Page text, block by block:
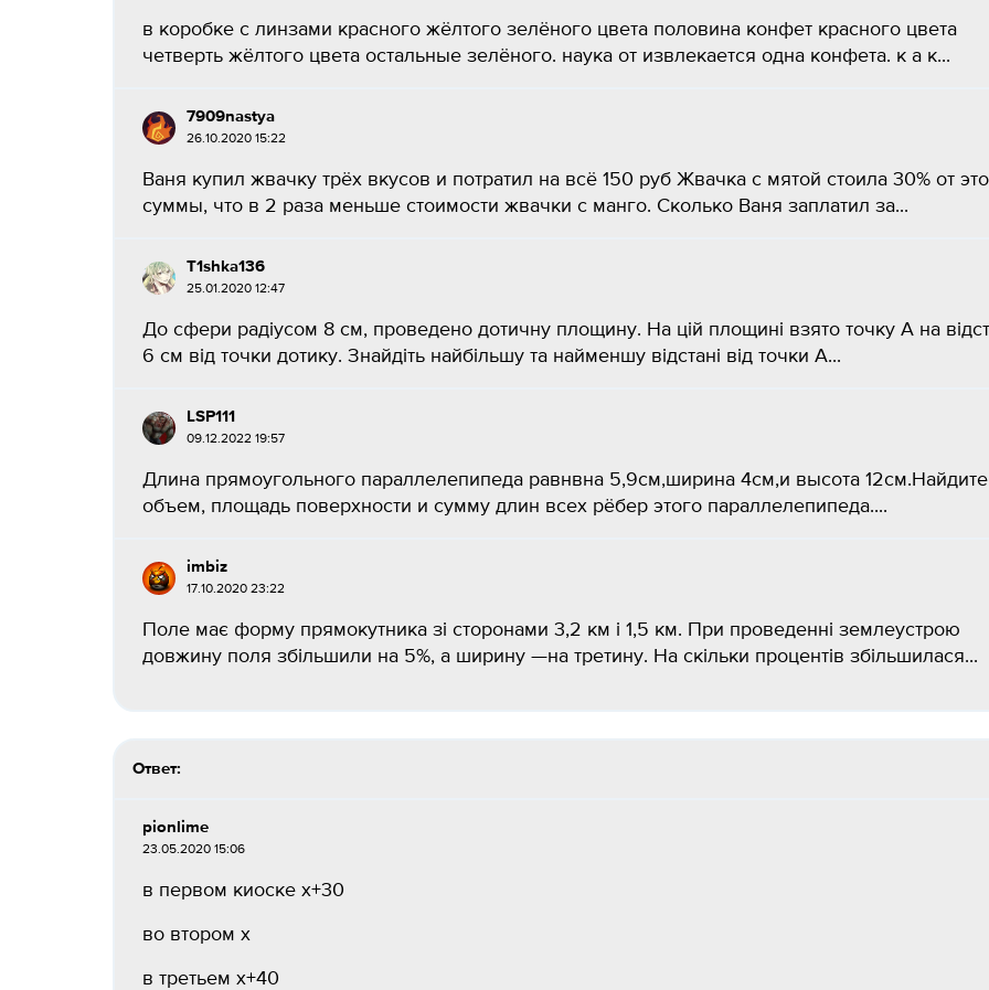
в коробке с линзами красного жёлтого зелёного цвета половина конфет красного цвета
четверть жёлтого цвета остальные зелёного. наука от извлекается одна конфета. к а к...
7909nastya
26.10.2020 15:22
Ваня купил жвачку трёх вкусов и потратил на всё 150 руб Жвачка с мятой стоила 30% от
суммы, что в 2 раза меньше стоимости жвачки с манго. Сколько Ваня заплатил за...
T1shka136
25.01.2020 12:47
До сфери радіусом 8 см, проведено дотичну площину. На цій площині взято точку А на
6 см від точки дотику. Знайдіть найбільшу та найменшу відстані від точки А...
LSP111
09.12.2022 19:57
Длина прямоугольного параллелепипеда равнвна 5,9см,ширина 4см,и высота 12см.Найдите
объем, площадь поверхности и сумму длин всех рёбер этого параллелепипеда....
imbiz
17.10.2020 23:22
Поле має форму прямокутника зі сторонами 3,2 км і 1,5 км. При проведенні землеустрою
довжину поля збільшили на 5%, а ширину —на третину. На скільки процентів збільшилася...
Ответ:
pionlime
23.05.2020 15:06
в первом киоске х+30
во втором х
в третьем х+40